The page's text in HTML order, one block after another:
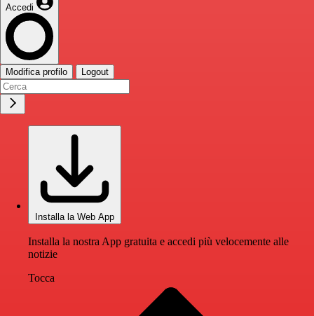
Accedi
Modifica profilo Logout
Installa la Web App
Installa la nostra App gratuita e accedi più velocemente alle
notizie
Tocca